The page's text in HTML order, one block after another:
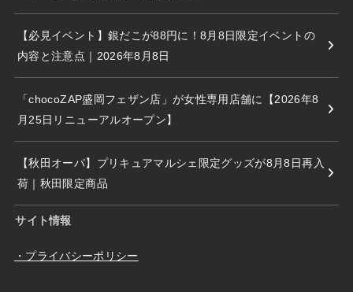
【必見イベント】銀だこが88円に！8月8日限定イベントの
内容と注意点｜2026年8月8日
「chocoZAP盛岡フェザン店」が女性専用店舗に【2026年8
月25日リニューアルオープン】
【秋田オーパ】プリキュアマルシェ限定グッズが8月8日再入
荷｜秋田限定商品
サイト情報
・プライバシーポリシー